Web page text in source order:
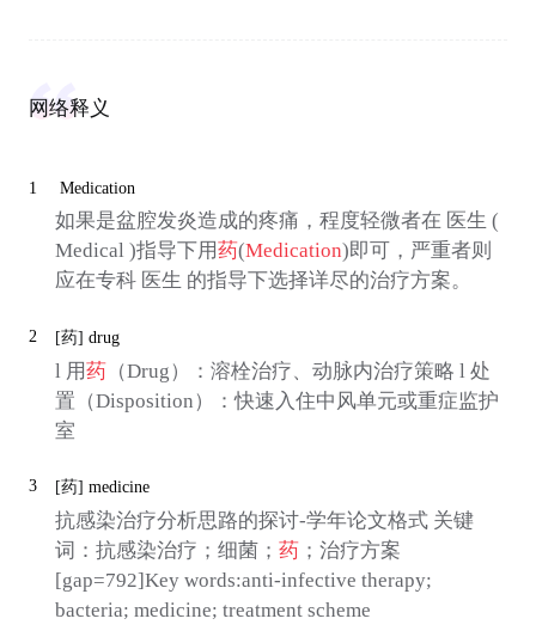
网络释义
1 Medication
如果是盆腔发炎造成的疼痛，程度轻微者在 医生 (
Medical )指导下用药(Medication)即可，严重者则
应在专科 医生 的指导下选择详尽的治疗方案。
2 [药] drug
l 用药（Drug）：溶栓治疗、动脉内治疗策略 l 处
置（Disposition）：快速入住中风单元或重症监护
室
3 [药] medicine
抗感染治疗分析思路的探讨-学年论文格式 关键
词：抗感染治疗；细菌； 药 ；治疗方案
[gap=792]Key words:anti-infective therapy;
bacteria; medicine; treatment scheme